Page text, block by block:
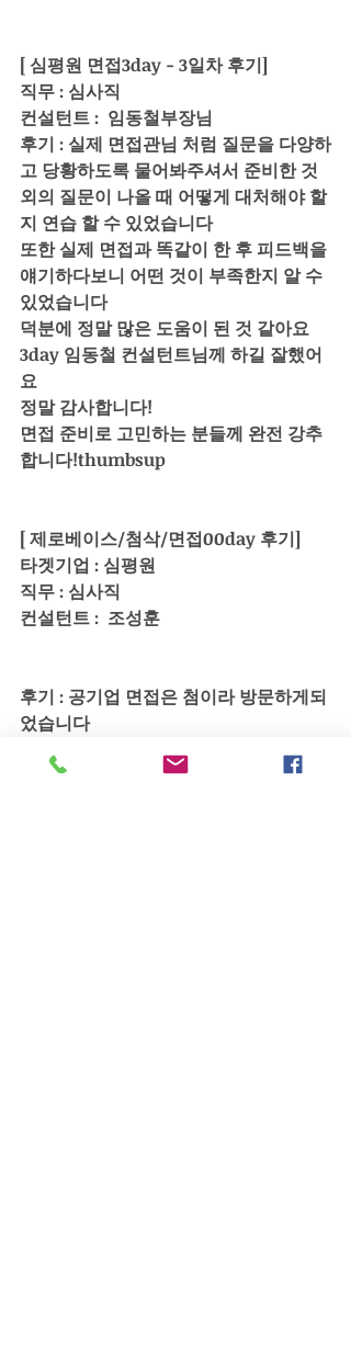
[ 심평원 면접3day - 3일차 후기]
직무 : 심사직
컨설턴트 :  임동철부장님
후기 : 실제 면접관님 처럼 질문을 다양하
고 당황하도록 물어봐주셔서 준비한 것
외의 질문이 나올 때 어떻게 대처해야 할
지 연습 할 수 있었습니다
또한 실제 면접과 똑같이 한 후 피드백을
얘기하다보니 어떤 것이 부족한지 알 수
있었습니다
덕분에 정말 많은 도움이 된 것 같아요
3day 임동철 컨설턴트님께 하길 잘했어
요
정말 감사합니다!
면접 준비로 고민하는 분들께 완전 강추
합니다!thumbsup
[ 제로베이스/첨삭/면접00day 후기]
타겟기업 : 심평원
직무 : 심사직
컨설턴트 :  조성훈
후기 : 공기업 면접은 첨이라 방문하게되
었습니다
입실하고 퇴실할때에 인사방법까지 세세
히 알려주셨습니다